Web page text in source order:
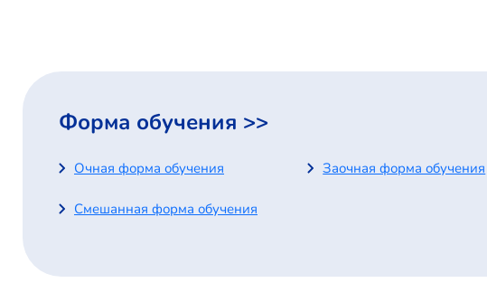
Форма обучения >>
Очная форма обучения Заочная форма обучения
Смешанная форма обучения